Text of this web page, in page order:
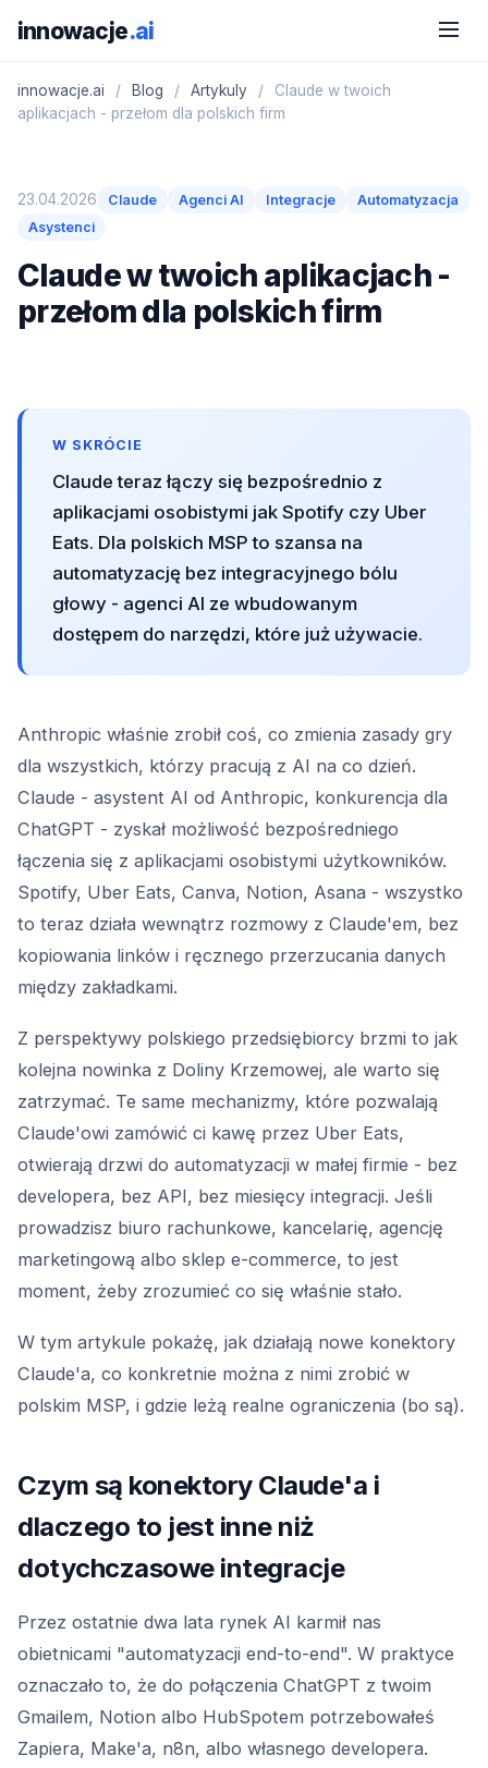
innowacje.ai
innowacje.ai / Blog / Artykuly /
Claude w twoich
aplikacjach - przełom dla polskich firm
23.04.2026 Claude Agenci AI Integracje
Automatyzacja
Asystenci
Claude w twoich aplikacjach -
przełom dla polskich firm
W SKRÓCIE
Claude teraz łączy się bezpośrednio z
aplikacjami osobistymi jak Spotify czy Uber
Eats. Dla polskich MSP to szansa na
automatyzację bez integracyjnego bólu
głowy - agenci AI ze wbudowanym
dostępem do narzędzi, które już używacie.
Anthropic właśnie zrobił coś, co zmienia zasady gry
dla wszystkich, którzy pracują z AI na co dzień.
Claude - asystent AI od Anthropic, konkurencja dla
ChatGPT - zyskał możliwość bezpośredniego
łączenia się z aplikacjami osobistymi użytkowników.
Spotify, Uber Eats, Canva, Notion, Asana - wszystko
to teraz działa wewnątrz rozmowy z Claude'em, bez
kopiowania linków i ręcznego przerzucania danych
między zakładkami.
Z perspektywy polskiego przedsiębiorcy brzmi to jak
kolejna nowinka z Doliny Krzemowej, ale warto się
zatrzymać. Te same mechanizmy, które pozwalają
Claude'owi zamówić ci kawę przez Uber Eats,
otwierają drzwi do automatyzacji w małej firmie - bez
developera, bez API, bez miesięcy integracji. Jeśli
prowadzisz biuro rachunkowe, kancelarię, agencję
marketingową albo sklep e-commerce, to jest
moment, żeby zrozumieć co się właśnie stało.
W tym artykule pokażę, jak działają nowe konektory
Claude'a, co konkretnie można z nimi zrobić w
polskim MSP, i gdzie leżą realne ograniczenia (bo są).
Czym są konektory Claude'a i
dlaczego to jest inne niż
dotychczasowe integracje
Przez ostatnie dwa lata rynek AI karmił nas
obietnicami "automatyzacji end-to-end". W praktyce
oznaczało to, że do połączenia ChatGPT z twoim
Gmailem, Notion albo HubSpotem potrzebowałeś
Zapiera, Make'a, n8n, albo własnego developera.